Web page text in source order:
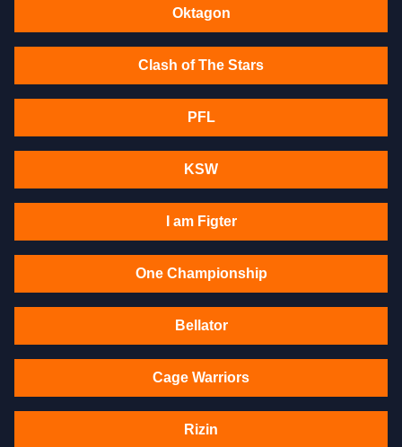
Oktagon
Clash of The Stars
PFL
KSW
I am Figter
One Championship
Bellator
Cage Warriors
Rizin